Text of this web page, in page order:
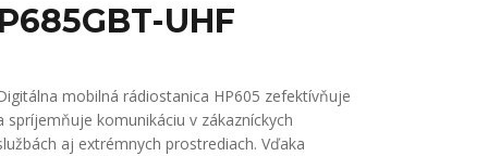
UHF
mobilná rádiostanica HP605 zefektívňuje
spríjemňuje komunikáciu v zákazníckych
aj extrémnych prostrediach. Vďaka